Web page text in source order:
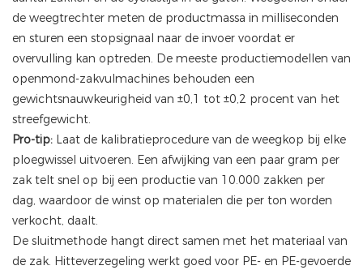
de weegtrechter meten de productmassa in milliseconden
en sturen een stopsignaal naar de invoer voordat er
overvulling kan optreden. De meeste productiemodellen van
openmond-zakvulmachines behouden een
gewichtsnauwkeurigheid van ±0,1 tot ±0,2 procent van het
streefgewicht.
Pro-tip: Laat de kalibratieprocedure van de weegkop bij elke
ploegwissel uitvoeren. Een afwijking van een paar gram per
zak telt snel op bij een productie van 10.000 zakken per
dag, waardoor de winst op materialen die per ton worden
verkocht, daalt.
De sluitmethode hangt direct samen met het materiaal van
de zak. Hitteverzegeling werkt goed voor PE- en PE-gevoerde